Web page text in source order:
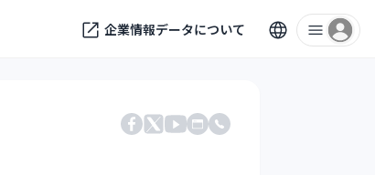
企業情報データについて
Facebook
X YouTube
公式サイト
電話番号